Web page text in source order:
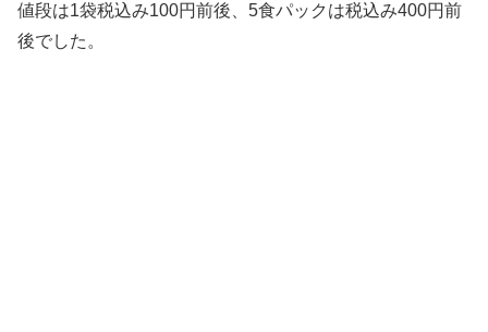
値段は1袋税込み100円前後、5食パックは税込み400円前
後でした。